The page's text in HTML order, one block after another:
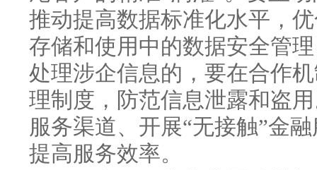
推动提高数据标准化水平，
存储和使用中的数据安全管
处理涉企信息的，要在合作
理制度，防范信息泄露和盗
服务渠道、开展“无接触”金
提高服务效率。